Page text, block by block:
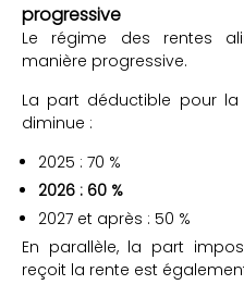
progressive
Le régime des rentes
manière progressive.
La part déductible pour
diminue :
2025 : 70 %
2026 : 60 %
2027 et après : 50 %
En parallèle, la part
reçoit la rente est